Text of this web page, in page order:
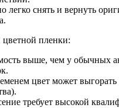
легко снять и вернуть
цветной пленки:
выше, чем у обычных
цвет может выгорать
требует высокой